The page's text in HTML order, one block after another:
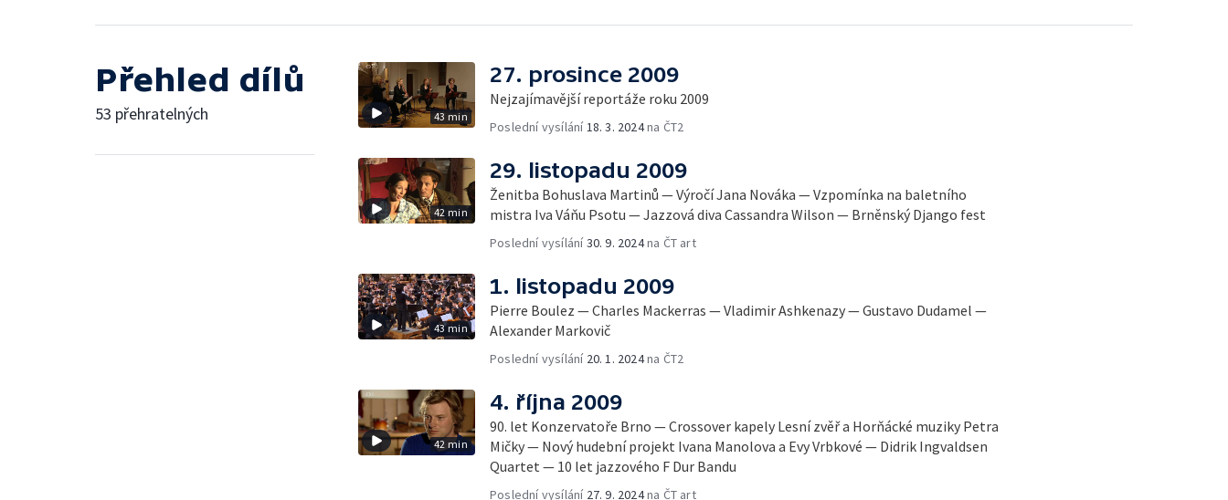
Přehled dílů
53 přehratelných 43 min
27. prosince 2009
Nejzajímavější reportáže roku 2009
Poslední vysílání18. 3. 2024na ČT2
42 min
29. listopadu 2009
Ženitba Bohuslava Martinů — Výročí Jana Nováka — Vzpomínka na baletního
mistra Iva Váňu Psotu — Jazzová diva Cassandra Wilson — Brněnský Django fest
Poslední vysílání30. 9. 2024na ČT art
43 min
1. listopadu 2009
Pierre Boulez — Charles Mackerras — Vladimir Ashkenazy — Gustavo Dudamel —
Alexander Markovič
Poslední vysílání 20. 1. 2024na ČT2
42 min
4. října 2009
90. let Konzervatoře Brno — Crossover kapely Lesní zvěř a Horňácké muziky Petra
Mičky — Nový hudební projekt Ivana Manolova a Evy Vrbkové — Didrik Ingvaldsen
Quartet — 10 let jazzového F Dur Bandu
Poslední vysílání 27. 9. 2024na ČT art